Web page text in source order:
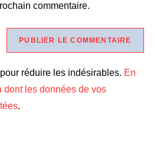
commentaire.
réduire les indésirables. En
dont les données de vos
.